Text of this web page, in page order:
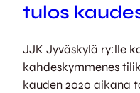
tulos
JJK Jyväskylä ry:lle
kahdeskymmenes
kauden 2020 aikana